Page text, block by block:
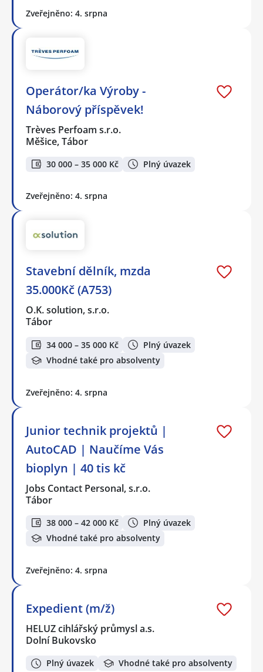
Zveřejněno: 4. srpna
Operátor/ka Výroby -
Náborový příspěvek!
Trèves Perfoam s.r.o.
Měšice, Tábor
30 000 – 35 000 Kč Plný úvazek
Zveřejněno: 4. srpna
Stavební dělník, mzda
35.000Kč (A753)
O.K. solution, s.r.o.
Tábor
34 000 – 35 000 Kč
Plný úvazek
Vhodné také pro absolventy
Zveřejněno: 4. srpna
Junior technik projektů |
AutoCAD | Naučíme Vás
bioplyn | 40 tis kč
Jobs Contact Personal, s.r.o.
Tábor
38 000 – 42 000 Kč
Plný úvazek
Vhodné také pro absolventy
Zveřejněno: 4. srpna
Expedient (m/ž)
HELUZ cihlářský průmysl a.s.
Dolní Bukovsko
Plný úvazek Vhodné také pro absolventy